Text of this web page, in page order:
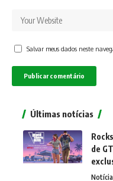
Salvar meus dados neste
Últimas notícias
de